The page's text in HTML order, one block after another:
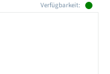
Verfügbarkeit: